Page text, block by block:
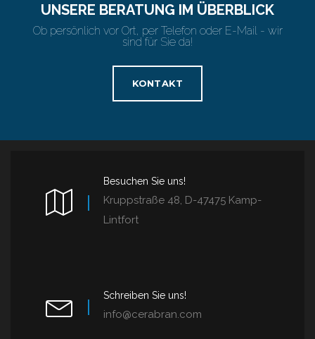
UNSERE BERATUNG IM ÜBERBLICK
Ob persönlich vor Ort, per Telefon oder E-Mail - wir
sind für Sie da!
KONTAKT
Besuchen Sie uns!
Kruppstraße 48, D-47475 Kamp-
Lintfort
Schreiben Sie uns!
info@cerabran.com